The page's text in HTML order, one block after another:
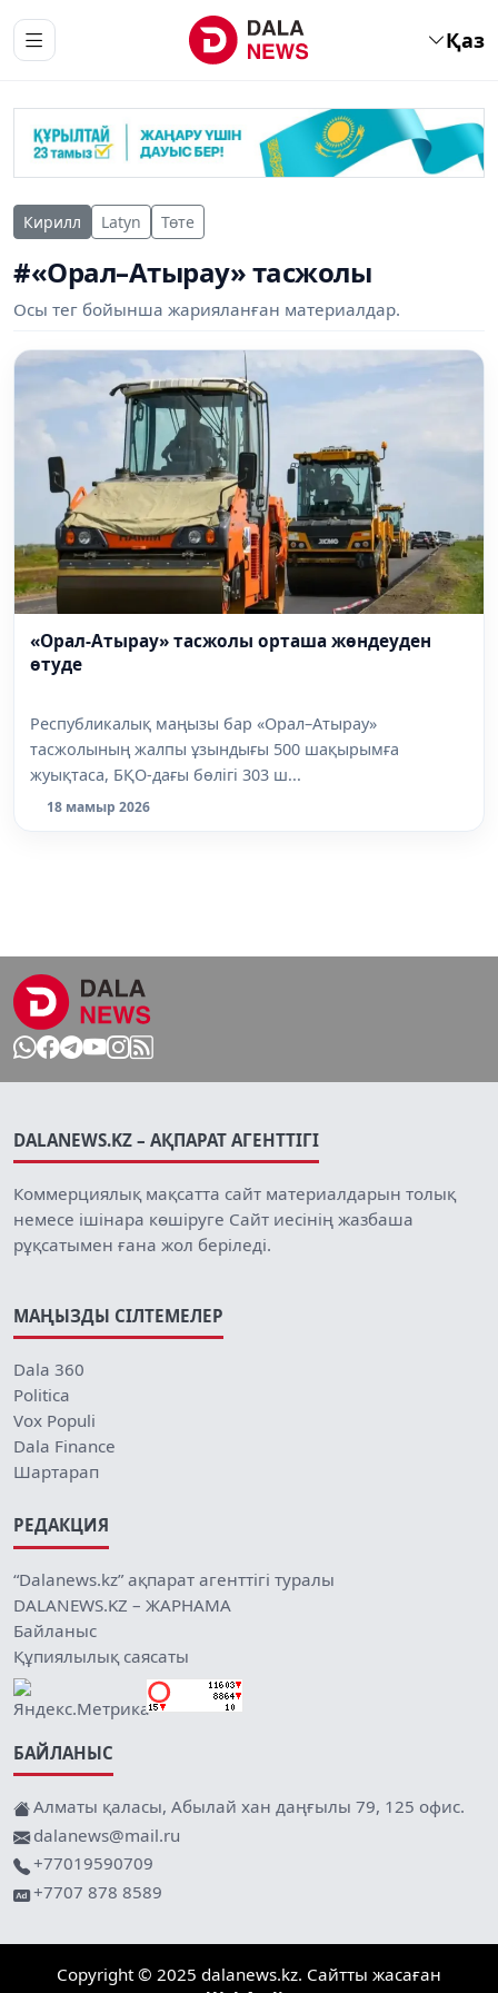
Қаз
Кирилл Latyn Төте
#«Орал–Атырау» тасжолы
Осы тег бойынша жарияланған материалдар.
«Орал-Атырау» тасжолы орташа жөндеуден
өтуде
Республикалық маңызы бар «Орал–Атырау»
тасжолының жалпы ұзындығы 500 шақырымға
жуықтаса, БҚО-дағы бөлігі 303 ш...
18 мамыр 2026
DALANEWS.KZ – АҚПАРАТ АГЕНТТІГІ
Коммерциялық мақсатта сайт материалдарын толық
немесе ішінара көшіруге Сайт иесінің жазбаша
рұқсатымен ғана жол беріледі.
МАҢЫЗДЫ СІЛТЕМЕЛЕР
Dala 360
Politica
Vox Populi
Dala Finance
Шартарап
РЕДАКЦИЯ
“Dalanews.kz” ақпарат агенттігі туралы
DALANEWS.KZ – ЖАРНАМА
Байланыс
Құпиялылық саясаты
БАЙЛАНЫС
Алматы қаласы, Абылай хан даңғылы 79, 125 офис.
dalanews@mail.ru
+77019590709
+7707 878 8589
Copyright © 2025 dalanews.kz. Сайтты жасаған